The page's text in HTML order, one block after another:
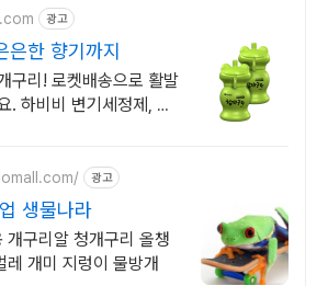
광고
은한 향기까지
구리! 로켓배송으로 활발
. 하비비 변기세정제, 물
광고
생물나라
개구리알 청개구리 올챙
레 개미 지렁이 물방개